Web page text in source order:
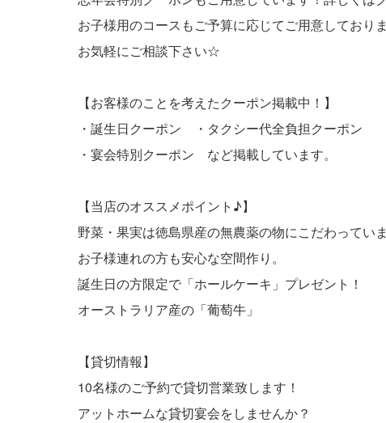
お子様用のコースもご予算に応じてご用意しておりま
お気軽にご相談下さい☆
【お客様のことを考えたクーポン掲載中！】
・誕生日クーポン ・タクシー代全負担クーポン
・宴会特別クーポン など掲載しています。
【当店のオススメポイント♪】
野菜・果実は徳島県産の無農薬の物にこだわっていま
お子様連れの方も安心な空間作り。
誕生日の方限定で「ホールケーキ」プレゼント！
オーストラリア産の「葡萄牛」
【貸切情報】
10名様のご予約で貸切営業致します！
アットホームな貸切宴会をしませんか？